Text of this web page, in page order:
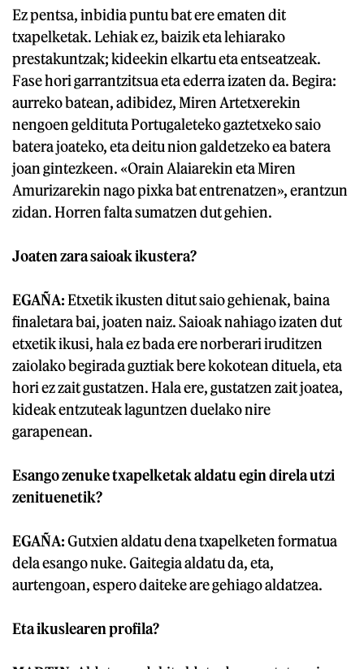
Ez pentsa, inbidia puntu bat ere ematen dit
txapelketak. Lehiak ez, baizik eta lehiarako
prestakuntzak; kideekin elkartu eta entseatzeak.
Fase hori garrantzitsua eta ederra izaten da. Begira:
aurreko batean, adibidez, Miren Artetxerekin
nengoen geldituta Portugaleteko gaztetxeko saio
batera joateko, eta deitu nion galdetzeko ea batera
joan gintezkeen. «Orain Alaiarekin eta Miren
Amurizarekin nago pixka bat entrenatzen», erantzun
zidan. Horren falta sumatzen dut gehien.
Joaten zara saioak ikustera?
EGAÑA:Etxetik ikusten ditut saio gehienak, baina
finaletara bai, joaten naiz. Saioak nahiago izaten dut
etxetik ikusi, hala ez bada ere norberari iruditzen
zaiolako begirada guztiak bere kokotean dituela, eta
hori ez zait gustatzen. Hala ere, gustatzen zait joatea,
kideak entzuteak laguntzen duelako nire
garapenean.
Esango zenuke txapelketak aldatu egin direla utzi
zenituenetik?
EGAÑA:Gutxien aldatu dena txapelketen formatua
dela esango nuke. Gaitegia aldatu da, eta,
aurtengoan, espero daiteke are gehiago aldatzea.
Eta ikuslearen profila?